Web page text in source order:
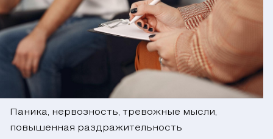
Паника, нервозность, тревожные мысли,
повышенная раздражительность